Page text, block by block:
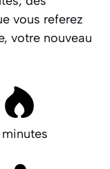
vous referez
votre nouveau